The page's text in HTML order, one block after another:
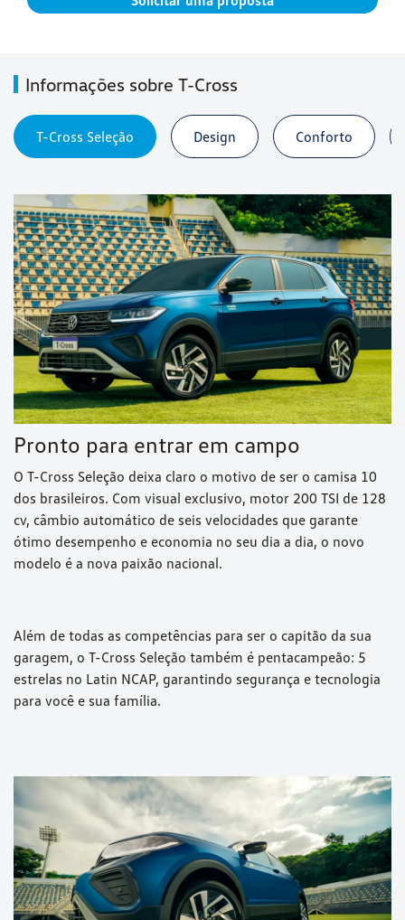
Informações sobre T-Cross
T-Cross Seleção Design Conforto
Pronto para entrar em campo
O T-Cross Seleção deixa claro o motivo de ser o camisa 10
dos brasileiros. Com visual exclusivo, motor 200 TSI de 128
cv, câmbio automático de seis velocidades que garante
ótimo desempenho e economia no seu dia a dia, o novo
modelo é a nova paixão nacional.
Além de todas as competências para ser o capitão da sua
garagem, o T-Cross Seleção também é pentacampeão: 5
estrelas no Latin NCAP, garantindo segurança e tecnologia
para você e sua família.